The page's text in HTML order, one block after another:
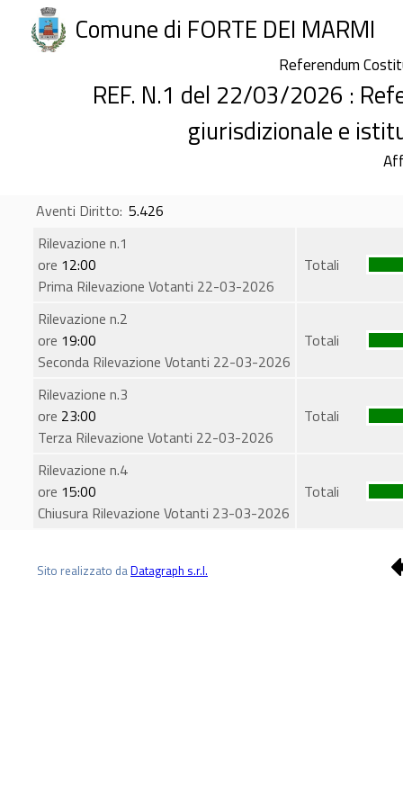
Comune di FORTE DEI MARMI
Referendum
REF. N.1 del 22/03/2026 :
giurisdizionale e
Aventi Diritto: 5.426
Rilevazione n.1
ore 12:00
Prima Rilevazione Votanti 22-03-2026
Totali
Rilevazione n.2
ore 19:00
Seconda Rilevazione Votanti 22-03-2026
Totali
Rilevazione n.3
ore 23:00
Terza Rilevazione Votanti 22-03-2026
Totali
Rilevazione n.4
ore 15:00
Chiusura Rilevazione Votanti 23-03-2026
Totali
Sito realizzato daDatagraph s.r.l.